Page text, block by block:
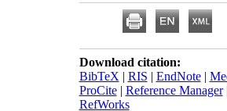
Download citation:
BibTeX | RIS | EndNote|
ProCite| Reference Manager|
RefWorks